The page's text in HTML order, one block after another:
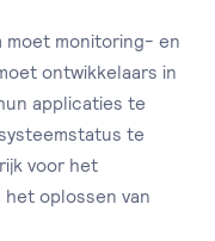
moet monitoring- en
ontwikkelaars in
applicaties te
te
voor het
oplossen van